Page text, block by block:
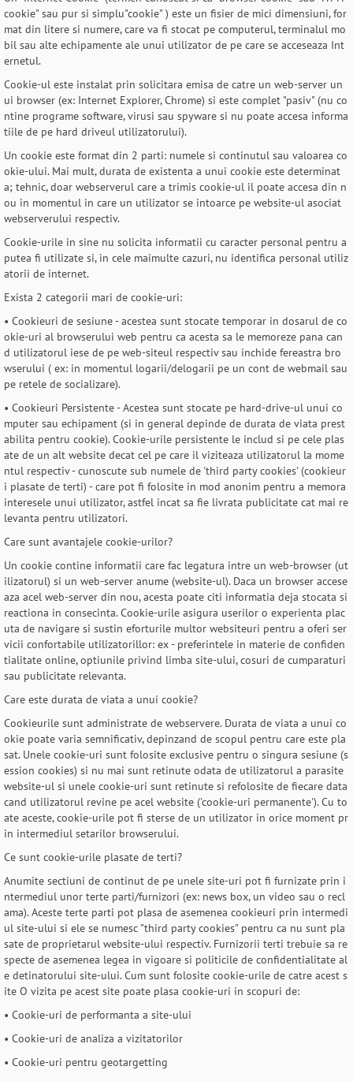
cookie" sau pur si simplu"cookie" ) este un fisier de mici dimensiuni, for
mat din litere si numere, care va fi stocat pe computerul, terminalul mo
bil sau alte echipamente ale unui utilizator de pe care se acceseaza Int
ernetul.
Cookie-ul este instalat prin solicitara emisa de catre un web-server un
ui browser (ex: Internet Explorer, Chrome) si este complet "pasiv" (nu co
ntine programe software, virusi sau spyware si nu poate accesa informa
tiile de pe hard driveul utilizatorului).
Un cookie este format din 2 parti: numele si continutul sau valoarea co
okie-ului. Mai mult, durata de existenta a unui cookie este determinat
a; tehnic, doar webserverul care a trimis cookie-ul il poate accesa din n
ou in momentul in care un utilizator se intoarce pe website-ul asociat
webserverului respectiv.
Cookie-urile in sine nu solicita informatii cu caracter personal pentru a
putea fi utilizate si, in cele maimulte cazuri, nu identifica personal utiliz
atorii de internet.
Exista 2 categorii mari de cookie-uri:
• Cookieuri de sesiune - acestea sunt stocate temporar in dosarul de co
okie-uri al browserului web pentru ca acesta sa le memoreze pana can
d utilizatorul iese de pe web-siteul respectiv sau inchide fereastra bro
wserului ( ex: in momentul logarii/delogarii pe un cont de webmail sau
pe retele de socializare).
• Cookieuri Persistente - Acestea sunt stocate pe hard-drive-ul unui co
mputer sau echipament (si in general depinde de durata de viata prest
abilita pentru cookie). Cookie-urile persistente le includ si pe cele plas
ate de un alt website decat cel pe care il viziteaza utilizatorul la mome
ntul respectiv - cunoscute sub numele de 'third party cookies' (cookieur
i plasate de terti) - care pot fi folosite in mod anonim pentru a memora
interesele unui utilizator, astfel incat sa fie livrata publicitate cat mai re
levanta pentru utilizatori.
Care sunt avantajele cookie-urilor?
Un cookie contine informatii care fac legatura intre un web-browser (ut
ilizatorul) si un web-server anume (website-ul). Daca un browser accese
aza acel web-server din nou, acesta poate citi informatia deja stocata si
reactiona in consecinta. Cookie-urile asigura userilor o experienta plac
uta de navigare si sustin eforturile multor websiteuri pentru a oferi ser
vicii confortabile utilizatorillor: ex - preferintele in materie de confiden
tialitate online, optiunile privind limba site-ului, cosuri de cumparaturi
sau publicitate relevanta.
Care este durata de viata a unui cookie?
Cookieurile sunt administrate de webservere. Durata de viata a unui co
okie poate varia semnificativ, depinzand de scopul pentru care este pla
sat. Unele cookie-uri sunt folosite exclusive pentru o singura sesiune (s
ession cookies) si nu mai sunt retinute odata de utilizatorul a parasite
website-ul si unele cookie-uri sunt retinute si refolosite de fiecare data
cand utilizatorul revine pe acel website ('cookie-uri permanente'). Cu to
ate aceste, cookie-urile pot fi sterse de un utilizator in orice moment pr
in intermediul setarilor browserului.
Ce sunt cookie-urile plasate de terti?
Anumite sectiuni de continut de pe unele site-uri pot fi furnizate prin i
ntermediul unor terte parti/furnizori (ex: news box, un video sau o recl
ama). Aceste terte parti pot plasa de asemenea cookieuri prin intermedi
ul site-ului si ele se numesc "third party cookies" pentru ca nu sunt pla
sate de proprietarul website-ului respectiv. Furnizorii terti trebuie sa re
specte de asemenea legea in vigoare si politicile de confidentialitate al
e detinatorului site-ului. Cum sunt folosite cookie-urile de catre acest s
ite O vizita pe acest site poate plasa cookie-uri in scopuri de:
• Cookie-uri de performanta a site-ului
• Cookie-uri de analiza a vizitatorilor
• Cookie-uri pentru geotargetting